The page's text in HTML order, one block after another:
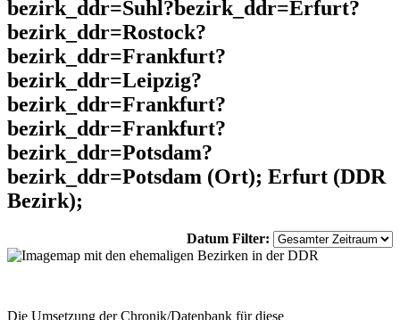
bezirk_ddr=Suhl?bezirk_ddr=Erfurt?
bezirk_ddr=Rostock?
bezirk_ddr=Frankfurt?
bezirk_ddr=Leipzig?
bezirk_ddr=Frankfurt?
bezirk_ddr=Frankfurt?
bezirk_ddr=Potsdam?
bezirk_ddr=Potsdam (Ort); Erfurt (DDR
Bezirk);
Datum Filter:
Die Umsetzung der Chronik/Datenbank für diese